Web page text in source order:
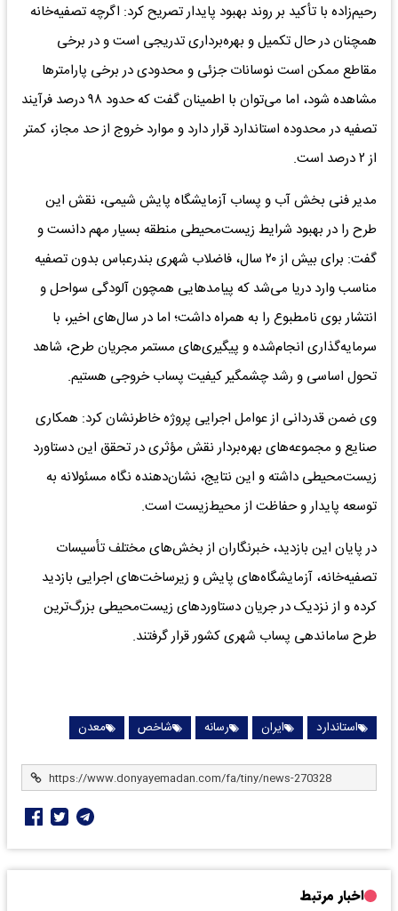
رحیم‌زاده با تأکید بر روند بهبود پایدار تصریح کرد: اگرچه تصفیه‌خانه
همچنان در حال تکمیل و بهره‌برداری تدریجی است و در برخی
مقاطع ممکن است نوسانات جزئی و محدودی در برخی پارامترها
مشاهده شود، اما می‌توان با اطمینان گفت که حدود ۹۸ درصد فرآیند
تصفیه در محدوده استاندارد قرار دارد و موارد خروج از حد مجاز، کمتر
از ۲ درصد است.
مدیر فنی بخش آب و پساب آزمایشگاه پایش شیمی، نقش این
طرح را در بهبود شرایط زیست‌محیطی منطقه بسیار مهم دانست و
گفت: برای بیش از ۲۰ سال، فاضلاب شهری بندرعباس بدون تصفیه
مناسب وارد دریا می‌شد که پیامدهایی همچون آلودگی سواحل و
انتشار بوی نامطبوع را به همراه داشت؛ اما در سال‌های اخیر، با
سرمایه‌گذاری انجام‌شده و پیگیری‌های مستمر مجریان طرح، شاهد
تحول اساسی و رشد چشمگیر کیفیت پساب خروجی هستیم.
وی ضمن قدردانی از عوامل اجرایی پروژه خاطرنشان کرد: همکاری
صنایع و مجموعه‌های بهره‌بردار نقش مؤثری در تحقق این دستاورد
زیست‌محیطی داشته و این نتایج، نشان‌دهنده نگاه مسئولانه به
توسعه پایدار و حفاظت از محیط‌زیست است.
در پایان این بازدید، خبرنگاران از بخش‌های مختلف تأسیسات
تصفیه‌خانه، آزمایشگاه‌های پایش و زیرساخت‌های اجرایی بازدید
کرده و از نزدیک در جریان دستاوردهای زیست‌محیطی بزرگ‌ترین
طرح ساماندهی پساب شهری کشور قرار گرفتند.
استاندارد ایران رسانه شاخص معدن
اخبار مرتبط